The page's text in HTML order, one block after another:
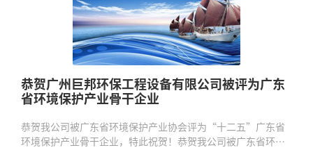
恭贺广州巨邦环保工程设备有限公司被评为广东
省环境保护产业骨干企业
恭贺我公司被广东省环境保护产业协会评为“十二五”广东省
环境保护产业骨干企业，特此祝贺！恭贺我公司被广东省环境